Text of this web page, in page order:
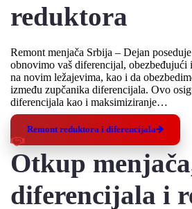
reduktora
Remont menjača Srbija – Dejan
obnovimo vaš diferencijal, obezbeđujući
na novim ležajevima, kao i da
između zupčanika diferencijala. Ovo
diferencijala kao i maksimiziranje…
Remont reduktora i diferencijala
Otkup
diferencijala i